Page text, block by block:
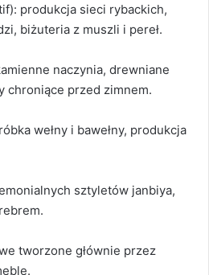
produkcja sieci rybackich,
biżuteria z muszli i pereł.
naczynia, drewniane
chroniące przed zimnem.
wełny i bawełny, produkcja
sztyletów janbiya,
tworzone głównie przez